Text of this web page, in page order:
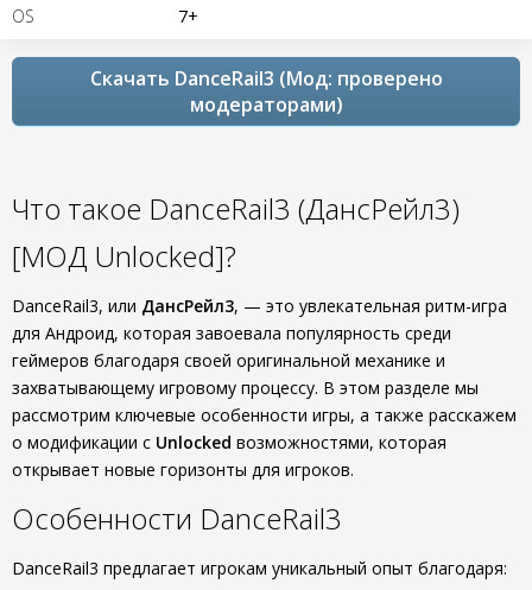
OS 7+
Скачать DanceRail3 (Мод: проверено
модераторами)
Что такое DanceRail3 (ДансРейл3)
[МОД Unlocked]?
DanceRail3, или ДансРейл3, — это увлекательная ритм-игра
для Андроид, которая завоевала популярность среди
геймеров благодаря своей оригинальной механике и
захватывающему игровому процессу. В этом разделе мы
рассмотрим ключевые особенности игры, а также расскажем
о модификации с Unlocked возможностями, которая
открывает новые горизонты для игроков.
Особенности DanceRail3
DanceRail3 предлагает игрокам уникальный опыт благодаря: